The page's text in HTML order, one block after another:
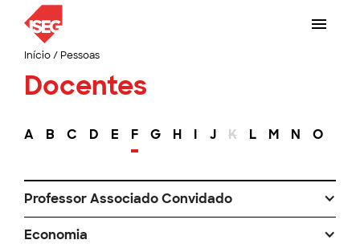
Início/ Pessoas
Docentes
A B C D E F G H I J K L M N O
Professor Associado Convidado
Economia